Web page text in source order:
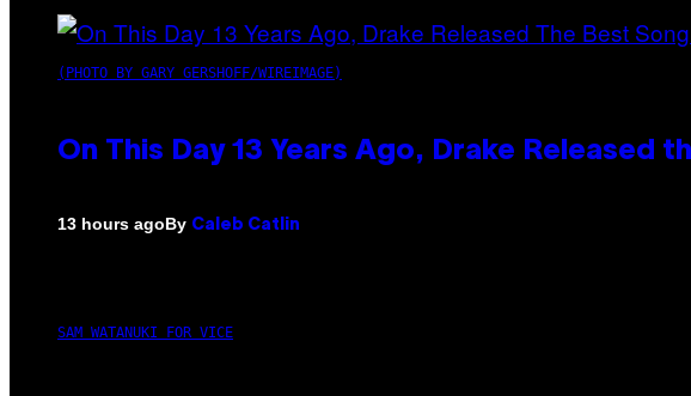
(PHOTO BY GARY GERSHOFF/WIREIMAGE)
On This Day 13 Years Ago, Drake Released
13 hours agoBy Caleb Catlin
SAM WATANUKI FOR VICE